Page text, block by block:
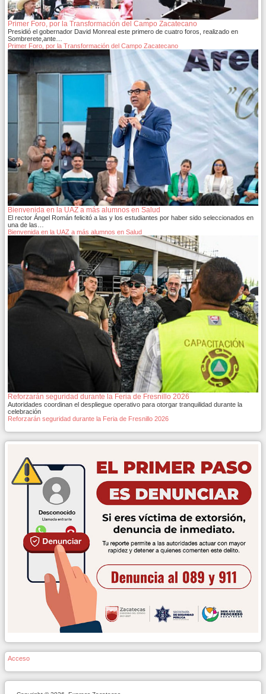
Primer Foro, por la Transformación del Campo Zacatecano
Presidió el gobernador David Monreal este primero de cuatro foros, realizado en
Sombrerete,ante…
Primer Foro, por la Transformación del Campo Zacatecano
Bienvenida en la UAZ a más alumnos en Salud
El rector Ángel Román felicitó a las y los estudiantes por haber sido seleccionados en
una de las…
Bienvenida en la UAZ a más alumnos en Salud
Reforzarán seguridad durante la Feria de Fresnillo 2026
Autoridades coordinan el despliegue operativo para otorgar tranquilidad durante la
celebración
Reforzarán seguridad durante la Feria de Fresnillo 2026
Acceso